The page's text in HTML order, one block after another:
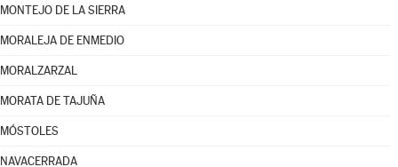
MONTEJO DE LA SIERRA
MORALEJA DE ENMEDIO
MORALZARZAL
MORATA DE TAJUÑA
MÓSTOLES
NAVACERRADA